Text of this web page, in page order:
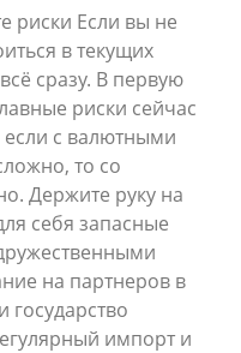
риски Если вы не
в текущих
сразу. В первую
риски сейчас
с валютными
то со
Держите руку на
себя запасные
на партнеров в
государство
импорт и